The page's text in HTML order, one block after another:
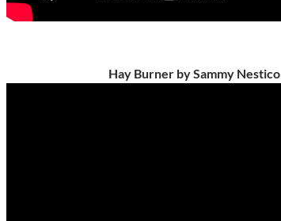
Hay Burner by Sammy Nestico